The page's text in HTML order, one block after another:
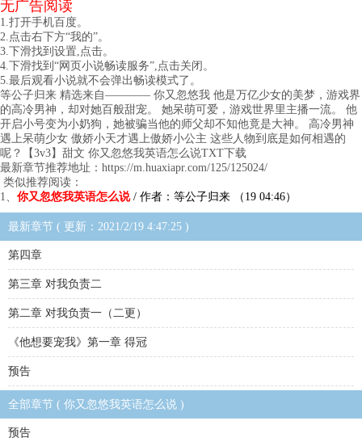
无广告阅读
1.打开手机百度。
2.点击右下方“我的”。
3.下滑找到设置,点击。
4.下滑找到“网页小说畅读服务”,点击关闭。
5.最后观看小说就不会弹出畅读模式了。
等公子归来 精选来自———— 你又忽悠我 他是万亿少女的美梦，游戏界
的高冷男神，却对她百般甜宠。 她呆萌可爱，游戏世界里主播一流。 他
开启小号变为小奶狗，她被骗当他的师父却不知他竟是大神。 高冷男神
遇上呆萌少女 傲娇小天才遇上傲娇小公主 这些人物到底是如何相遇的
呢？【3v3】甜文 你又忽悠我英语怎么说TXT下载
最新章节推荐地址：https://m.huaxiapr.com/125/125024/
类似推荐阅读：
1、 你又忽悠我英语怎么说/ 作者：等公子归来 （19 04:46）
最新章节 ( 更新：2021/2/19 4:47:25 )
第四章
第三章 对我负责二
第二章 对我负责一（二更）
《他想要宠我》第一章 得冠
预告
全部章节 ( 你又忽悠我英语怎么说 )
预告